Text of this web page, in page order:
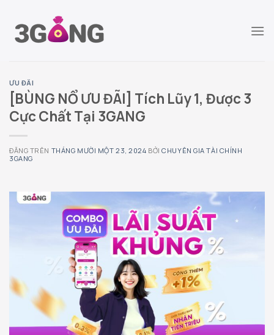
đến
ƯU ĐÃI
[BÙNG NỔ ƯU ĐÃI] Tích Lũy 1, Được 3
Cực Chất Tại 3GANG
ĐĂNG TRÊN THÁNG MƯỜI MỘT 23, 2024 BỞICHUYÊN GIA TÀI CHÍNH
3GANG